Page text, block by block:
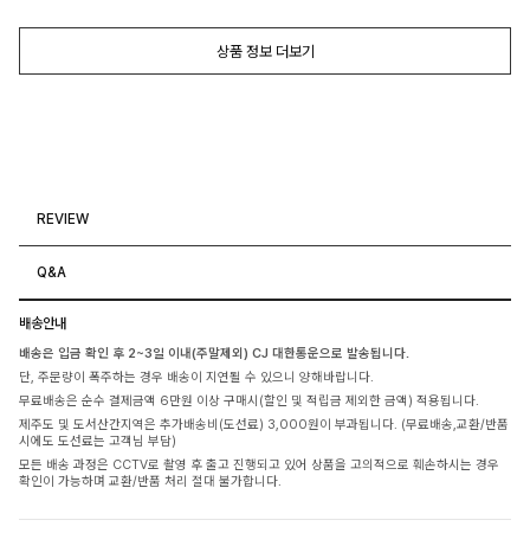
상품 정보 더보기
REVIEW
Q&A
배송안내
배송은 입금 확인 후 2~3일 이내(주말제외) CJ 대한통운으로 발송됩니다.
단, 주문량이 폭주하는 경우 배송이 지연될 수 있으니 양해바랍니다.
무료배송은 순수 결제금액 6만원 이상 구매시(할인 및 적립금 제외한 금액) 적용됩니다.
제주도 및 도서산간지역은 추가배송비(도선료) 3,000원이 부과됩니다. (무료배송,교환/반품
시에도 도선료는 고객님 부담)
모든 배송 과정은 CCTV로 촬영 후 출고 진행되고 있어 상품을 고의적으로 훼손하시는 경우
확인이 가능하며 교환/반품 처리 절대 불가합니다.